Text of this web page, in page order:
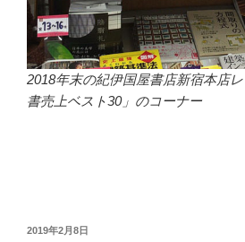
2018年末の紀伊国屋書店新宿本店
書売上ベスト30」のコーナー
投
2019年2月8日